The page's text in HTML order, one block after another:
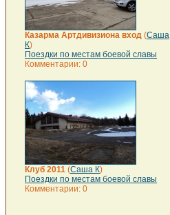
Казарма Артдивизиона вход (Саша
К)
Поездки по местам боевой славы
Комментарии: 0
Клуб 2011 (Саша К)
Поездки по местам боевой славы
Комментарии: 0